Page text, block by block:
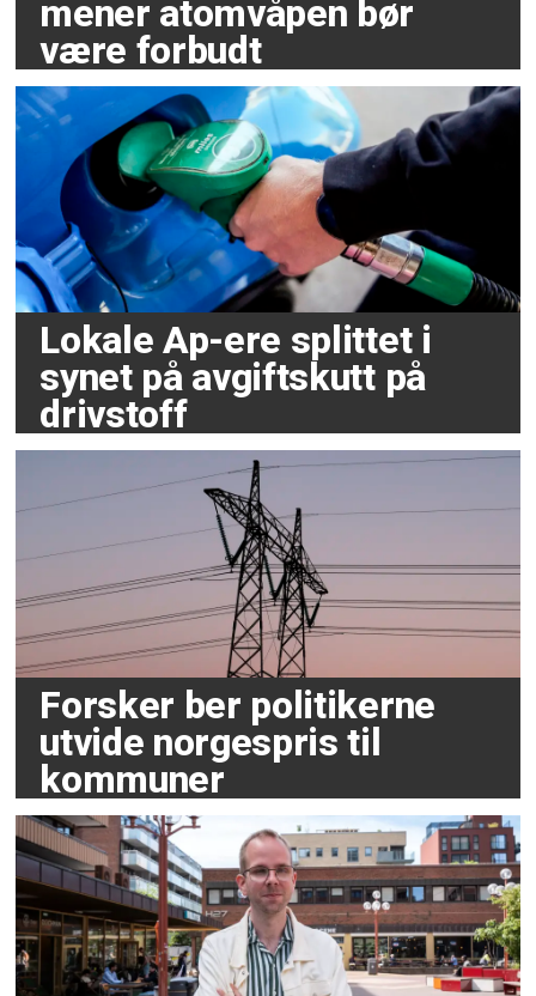
mener atomvåpen bør
være forbudt
Lokale Ap-ere splittet i
synet på avgiftskutt på
drivstoff
Forsker ber politikerne
utvide norgespris til
kommuner